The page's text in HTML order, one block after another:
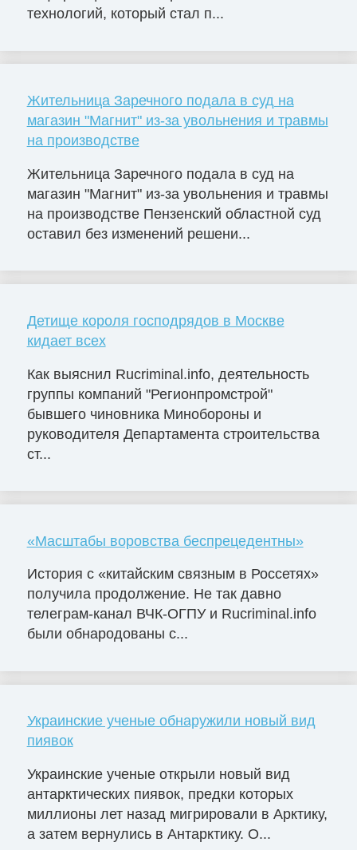
технологий, который стал п...
Жительница Заречного подала в суд на
магазин "Магнит" из-за увольнения и травмы
на производстве
Жительница Заречного подала в суд на
магазин "Магнит" из-за увольнения и травмы
на производстве Пензенский областной суд
оставил без изменений решени...
Детище короля господрядов в Москве
кидает всех
Как выяснил Rucriminal.info, деятельность
группы компаний "Регионпромстрой"
бывшего чиновника Минобороны и
руководителя Департамента строительства
ст...
«Масштабы воровства беспрецедентны»
История с «китайским связным в Россетях»
получила продолжение. Не так давно
телеграм-канал ВЧК-ОГПУ и Rucriminal.info
были обнародованы с...
Украинские ученые обнаружили новый вид
пиявок
Украинские ученые открыли новый вид
антарктических пиявок, предки которых
миллионы лет назад мигрировали в Арктику,
а затем вернулись в Антарктику. О...